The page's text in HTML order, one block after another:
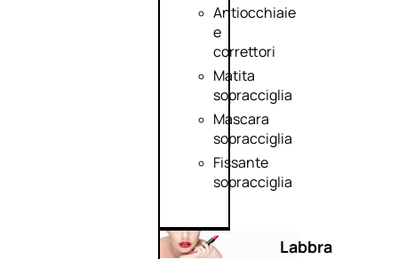
Antiocchiaie
e
correttori
Matita
sopracciglia
Mascara
sopracciglia
Fissante
sopracciglia
Labbra